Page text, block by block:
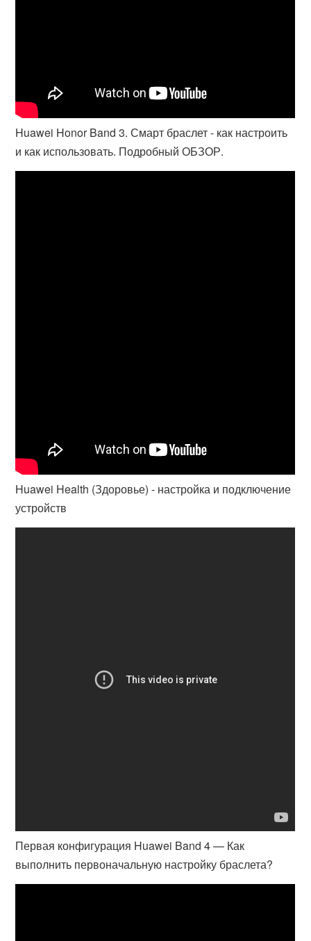
Huawei Honor Band 3. Смарт браслет - как настроить
и как использовать. Подробный ОБЗОР.
Huawei Health (Здоровье) - настройка и подключение
устройств
Первая конфигурация Huawei Band 4 — Как
выполнить первоначальную настройку браслета?